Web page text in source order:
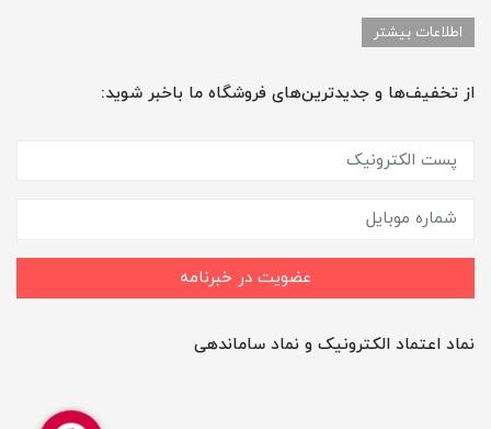
اطلاعات بیشتر
از تخفیف‌ها و جدیدترین‌های فروشگاه ما باخبر شوید:
عضویت در خبرنامه
نماد اعتماد الکترونیک و نماد ساماندهی